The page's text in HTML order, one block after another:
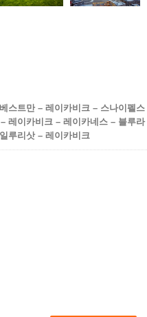
스트만 – 레이카비크 – 스나이펠스
레이카비크 – 레이카네스 – 블루라
루리삿 – 레이카비크